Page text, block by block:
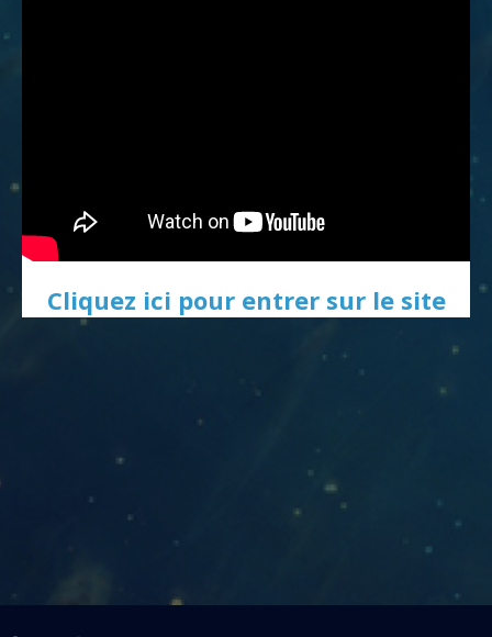
Cliquez ici pour entrer sur le site